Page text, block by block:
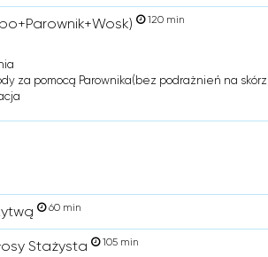
120 min
za pomocą Parownika(bez podrażnień na
60 min
Stażysta 105 min